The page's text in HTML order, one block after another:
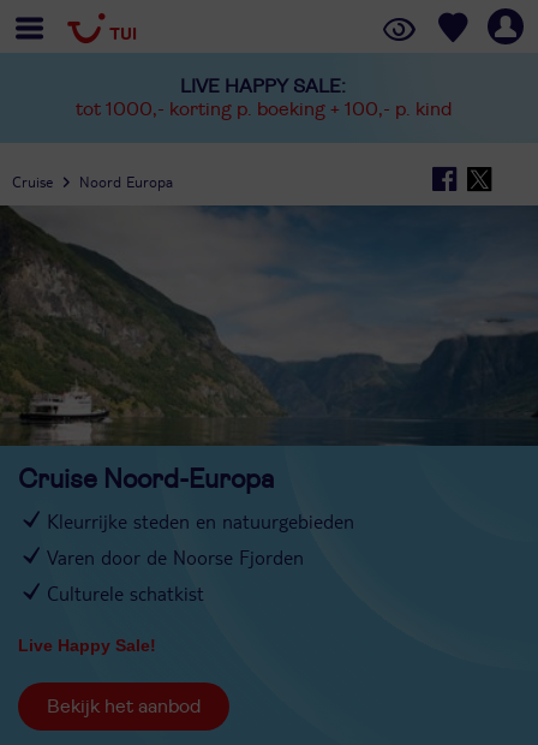
LIVE HAPPY SALE:
tot 1000,- korting p. boeking + 100,- p. kind
Cruise Noord Europa
Cruise Noord-Europa
Kleurrijke steden en natuurgebieden
Varen door de Noorse Fjorden
Culturele schatkist
Live Happy Sale!
Bekijk het aanbod